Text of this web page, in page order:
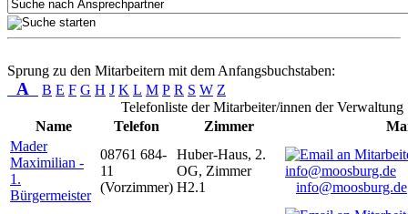
Sprung zu den Mitarbeitern mit dem Anfangsbuchstaben:
A B E F G H J K L M P R S W Z
Telefonliste der Mitarbeiter/innen der Verwaltung
Name
Telefon Zimmer
Mader
Maximilian -
1.
Bürgermeister
08761 684-
11
(Vorzimmer)
Huber-Haus, 2.
OG, Zimmer
H2.1
info@moosburg.de